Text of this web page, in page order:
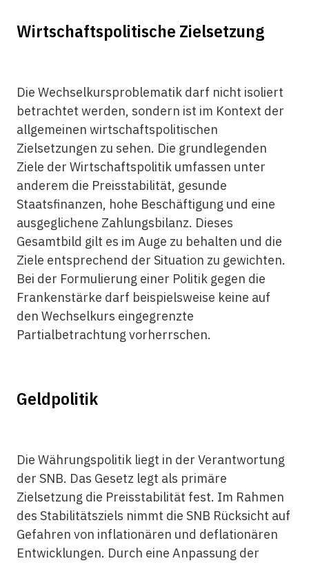
Wirtschaftspolitische Zielsetzung
Die Wechselkursproblematik darf nicht isoliert
betrachtet werden, sondern ist im Kontext der
allgemeinen wirtschaftspolitischen
Zielsetzungen zu sehen. Die grundlegenden
Ziele der Wirtschaftspolitik umfassen unter
anderem die Preisstabilität, gesunde
Staatsfinanzen, hohe Beschäftigung und eine
ausgeglichene Zahlungsbilanz. Dieses
Gesamtbild gilt es im Auge zu behalten und die
Ziele entsprechend der Situation zu gewichten.
Bei der Formulierung einer Politik gegen die
Frankenstärke darf beispielsweise keine auf
den Wechselkurs eingegrenzte
Partialbetrachtung vorherrschen.
Geldpolitik
Die Währungspolitik liegt in der Verantwortung
der SNB. Das Gesetz legt als primäre
Zielsetzung die Preisstabilität fest. Im Rahmen
des Stabilitätsziels nimmt die SNB Rücksicht auf
Gefahren von inflationären und deflationären
Entwicklungen. Durch eine Anpassung der